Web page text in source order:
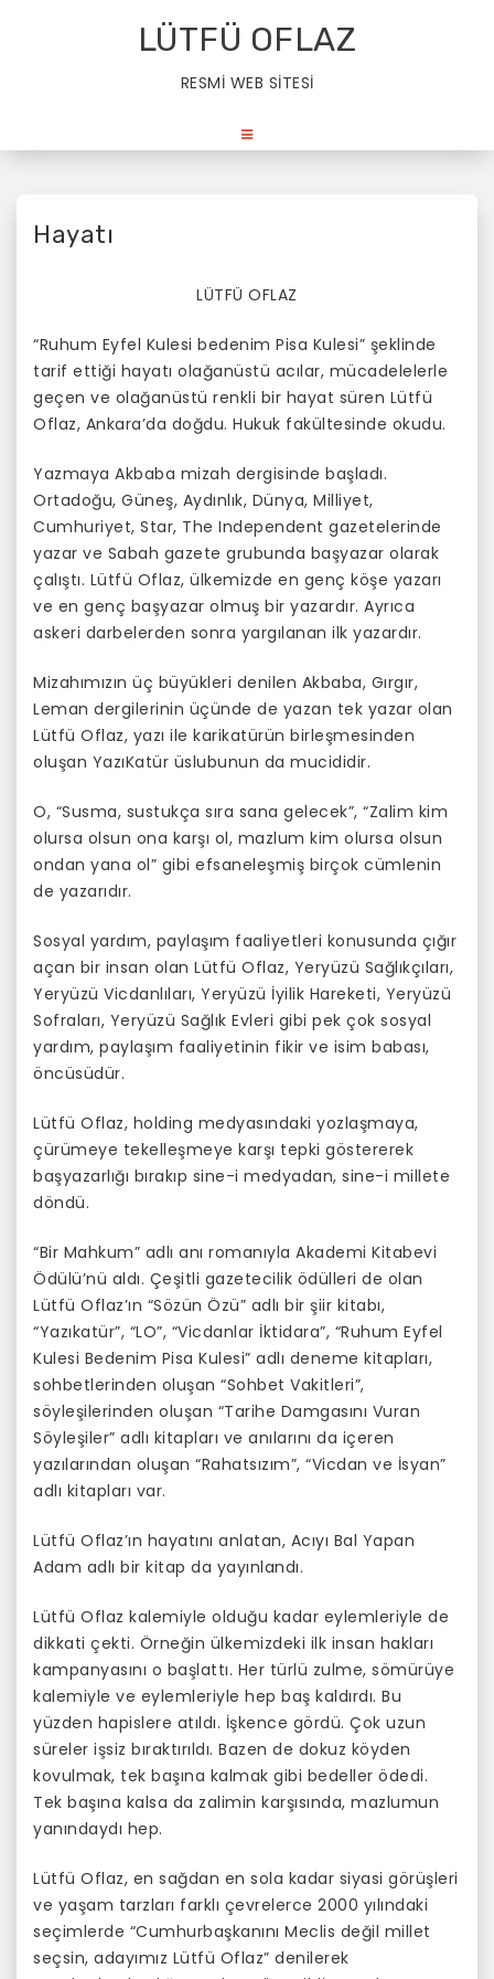
o
LÜTFÜ OFLAZ
RESMİ WEB SİTESİ
Hayatı
LÜTFÜ OFLAZ
“Ruhum Eyfel Kulesi bedenim Pisa Kulesi” şeklinde
tarif ettiği hayatı olağanüstü acılar, mücadelelerle
geçen ve olağanüstü renkli bir hayat süren Lütfü
Oflaz, Ankara’da doğdu. Hukuk fakültesinde okudu.
Yazmaya Akbaba mizah dergisinde başladı.
Ortadoğu, Güneş, Aydınlık, Dünya, Milliyet,
Cumhuriyet, Star, The Independent gazetelerinde
yazar ve Sabah gazete grubunda başyazar olarak
çalıştı. Lütfü Oflaz, ülkemizde en genç köşe yazarı
ve en genç başyazar olmuş bir yazardır. Ayrıca
askeri darbelerden sonra yargılanan ilk yazardır.
Mizahımızın üç büyükleri denilen Akbaba, Gırgır,
Leman dergilerinin üçünde de yazan tek yazar olan
Lütfü Oflaz, yazı ile karikatürün birleşmesinden
oluşan YazıKatür üslubunun da mucididir.
O, “Susma, sustukça sıra sana gelecek”, “Zalim kim
olursa olsun ona karşı ol, mazlum kim olursa olsun
ondan yana ol” gibi efsaneleşmiş birçok cümlenin
de yazarıdır.
Sosyal yardım, paylaşım faaliyetleri konusunda çığır
açan bir insan olan Lütfü Oflaz, Yeryüzü Sağlıkçıları,
Yeryüzü Vicdanlıları, Yeryüzü İyilik Hareketi, Yeryüzü
Sofraları, Yeryüzü Sağlık Evleri gibi pek çok sosyal
yardım, paylaşım faaliyetinin fikir ve isim babası,
öncüsüdür.
Lütfü Oflaz, holding medyasındaki yozlaşmaya,
çürümeye tekelleşmeye karşı tepki göstererek
başyazarlığı bırakıp sine-i medyadan, sine-i millete
döndü.
“Bir Mahkum” adlı anı romanıyla Akademi Kitabevi
Ödülü’nü aldı. Çeşitli gazetecilik ödülleri de olan
Lütfü Oflaz’ın “Sözün Özü” adlı bir şiir kitabı,
“Yazıkatür”, “LO”, “Vicdanlar İktidara”, “Ruhum Eyfel
Kulesi Bedenim Pisa Kulesi” adlı deneme kitapları,
sohbetlerinden oluşan “Sohbet Vakitleri”,
söyleşilerinden oluşan “Tarihe Damgasını Vuran
Söyleşiler” adlı kitapları ve anılarını da içeren
yazılarından oluşan “Rahatsızım”, “Vicdan ve İsyan”
adlı kitapları var.
Lütfü Oflaz’ın hayatını anlatan, Acıyı Bal Yapan
Adam adlı bir kitap da yayınlandı.
Lütfü Oflaz kalemiyle olduğu kadar eylemleriyle de
dikkati çekti. Örneğin ülkemizdeki ilk insan hakları
kampanyasını o başlattı. Her türlü zulme, sömürüye
kalemiyle ve eylemleriyle hep baş kaldırdı. Bu
yüzden hapislere atıldı. İşkence gördü. Çok uzun
süreler işsiz bıraktırıldı. Bazen de dokuz köyden
kovulmak, tek başına kalmak gibi bedeller ödedi.
Tek başına kalsa da zalimin karşısında, mazlumun
yanındaydı hep.
Lütfü Oflaz, en sağdan en sola kadar siyasi görüşleri
ve yaşam tarzları farklı çevrelerce 2000 yılındaki
seçimlerde “Cumhurbaşkanını Meclis değil millet
seçsin, adayımız Lütfü Oflaz” denilerek